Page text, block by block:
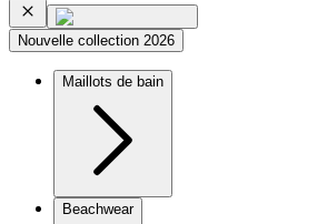
Nouvelle collection 2026
Maillots de bain
Beachwear